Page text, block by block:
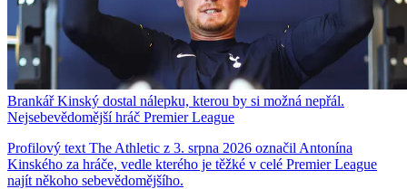
Brankář Kinský dostal nálepku, kterou by si možná nepřál.
Nejsebevědomější hráč Premier League
Profilový text The Athletic z 3. srpna 2026 označil Antonína
Kinského za hráče, vedle kterého je těžké v celé Premier League
najít někoho sebevědomějšího.